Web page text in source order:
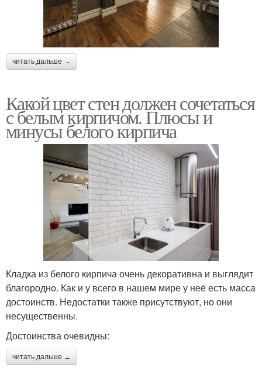
читать дальше →
Какой цвет стен должен сочетаться
с белым кирпичом. Плюсы и
минусы белого кирпича
Кладка из белого кирпича очень декоративна и выглядит
благородно. Как и у всего в нашем мире у неё есть масса
достоинств. Недостатки также присутствуют, но они
несущественны.
Достоинства очевидны:
читать дальше →